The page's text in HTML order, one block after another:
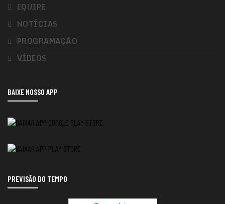
EQUIPE
NOTÍCIAS
PROGRAMAÇÃO
VÍDEOS
BAIXE NOSSO APP
PREVISÃO DO TEMPO